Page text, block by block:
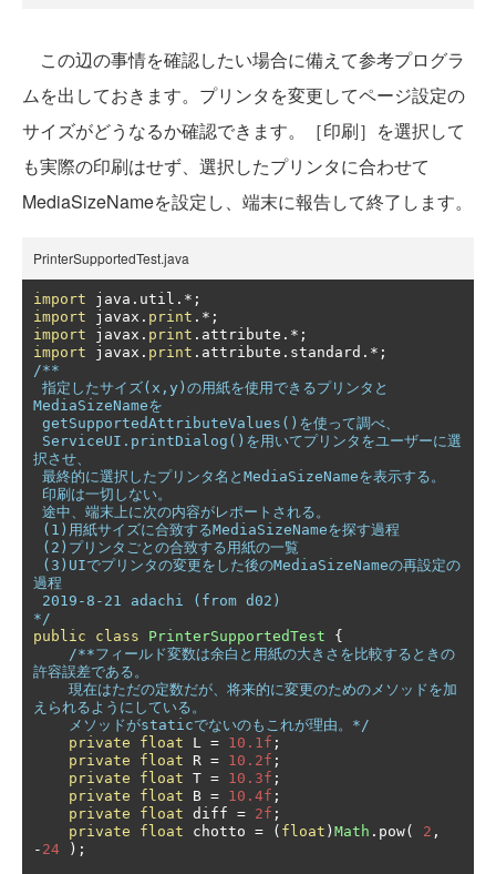
この辺の事情を確認したい場合に備えて参考プログラ
ムを出しておきます。プリンタを変更してページ設定の
サイズがどうなるか確認できます。［印刷］を選択して
も実際の印刷はせず、選択したプリンタに合わせて
MediaSizeNameを設定し、端末に報告して終了します。
PrinterSupportedTest.java
import java . util .*;
import javax . print .*;
import javax . print . attribute .*;
import javax . print . attribute . standard .*;
/**
MediaSizeNameを
択させ、
過程
*/
public
class PrinterSupportedTest
{
/**フィールド変数は余白と用紙の大きさを比較するときの
許容誤差である。
えられるようにしている。
    メソッドがstaticでないのもこれが理由。*/
private
float L = 10.1f ;
private
float R = 10.2f ;
private
float T = 10.3f ;
private
float B = 10.4f ;
private
float diff = 2f ;
private
float chotto = ( float ) Math . pow( 2 ,
- 24 );